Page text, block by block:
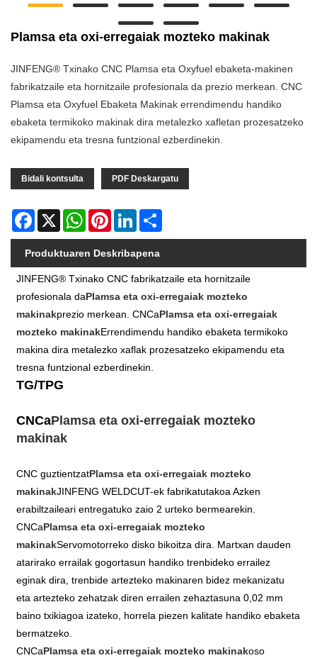
Plamsa eta oxi-erregaiak mozteko makinak
JINFENG® Txinako CNC Plamsa eta Oxyfuel ebaketa-makinen
fabrikatzaile eta hornitzaile profesionala da prezio merkean. CNC
Plamsa eta Oxyfuel Ebaketa Makinak errendimendu handiko
ebaketa termikoko makinak dira metalezko xafletan prozesatzeko
ekipamendu eta tresna funtzional ezberdinekin.
Bidali kontsulta PDF Deskargatu
Facebook
X WhatsAppPinterestLinkedIn
Produktuaren Deskribapena
JINFENG® Txinako CNC fabrikatzaile eta hornitzaile
profesionala daPlamsa eta oxi-erregaiak mozteko
makinakprezio merkean. CNCaPlamsa eta oxi-erregaiak
mozteko makinakErrendimendu handiko ebaketa termikoko
makina dira metalezko xaflak prozesatzeko ekipamendu eta
tresna funtzional ezberdinekin.
TG/TPG
CNCaPlamsa eta oxi-erregaiak mozteko
makinak
CNC guztientzatPlamsa eta oxi-erregaiak mozteko
makinakJINFENG WELDCUT-ek fabrikatutakoa Azken
erabiltzaileari entregatuko zaio 2 urteko bermearekin.
CNCaPlamsa eta oxi-erregaiak mozteko
makinakServomotorreko disko bikoitza dira. Martxan dauden
atarirako errailak gogortasun handiko trenbideko errailez
eginak dira, trenbide artezteko makinaren bidez mekanizatu
eta artezteko zehatzak diren errailen zehaztasuna 0,02 mm
baino txikiagoa izateko, horrela piezen kalitate handiko ebaketa
bermatzeko.
CNCaPlamsa eta oxi-erregaiak mozteko makinakoso